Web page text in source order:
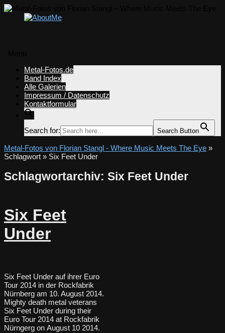
springen
Metal-Fotos.de
Band Index
Alle Galerien
Impressum / Datenschutz
Kontaktformular
Search for: Search Button
Metal-Fotos von Florian Stangl - Where Music Meets The Eye »
Schlagwort » Six Feet Under
Schlagwortarchiv: Six Feet Under
Six Feet
Under
Six Feet Under auf ihrer Euro
Tour 2014 in der Rockfabrik
Nürnberg am 10. August 2014.
Mighty death metal veterans
Six Feet Under during their
Euro Tour 2014 at Rockfabrik
Nürngerg on August 10 2014.